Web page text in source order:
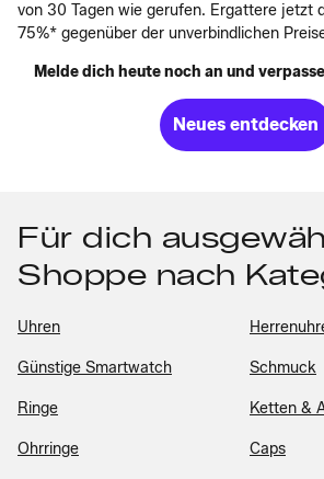
von 30 Tagen wie gerufen. Ergattere jetzt
75%* gegenüber der unverbindlichen
Melde dich heute noch an und
Neues entdecken
Für dich
Shoppe nach
Uhren
Günstige Smartwatch Schmuck
Ringe Ketten &
Ohrringe Caps